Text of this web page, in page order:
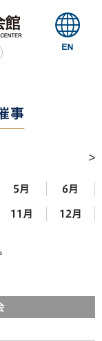
事
5月 6月
11月 12月